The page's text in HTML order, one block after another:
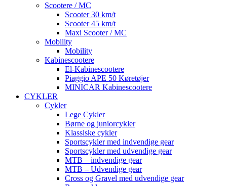
Scootere / MC
Scooter 30 km/t
Scooter 45 km/t
Maxi Scooter / MC
Mobility
Mobility
Kabinescootere
El-Kabinescootere
Piaggio APE 50 Køretøjer
MINICAR Kabinescootere
CYKLER
Cykler
Lege Cykler
Børne og juniorcykler
Klassiske cykler
Sportscykler med indvendige gear
Sportscykler med udvendige gear
MTB – indvendige gear
MTB – Udvendige gear
Cross og Gravel med udvendige gear